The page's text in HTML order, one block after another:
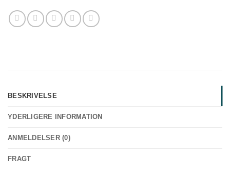
BESKRIVELSE
YDERLIGERE INFORMATION
ANMELDELSER (0)
FRAGT